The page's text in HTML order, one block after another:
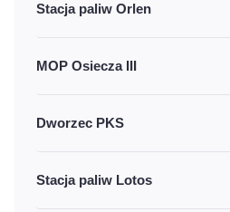
Stacja paliw Orlen
MOP Osiecza III
Dworzec PKS
Stacja paliw Lotos